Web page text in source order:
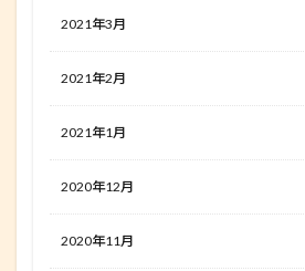
2021年3月
2021年2月
2021年1月
2020年12月
2020年11月